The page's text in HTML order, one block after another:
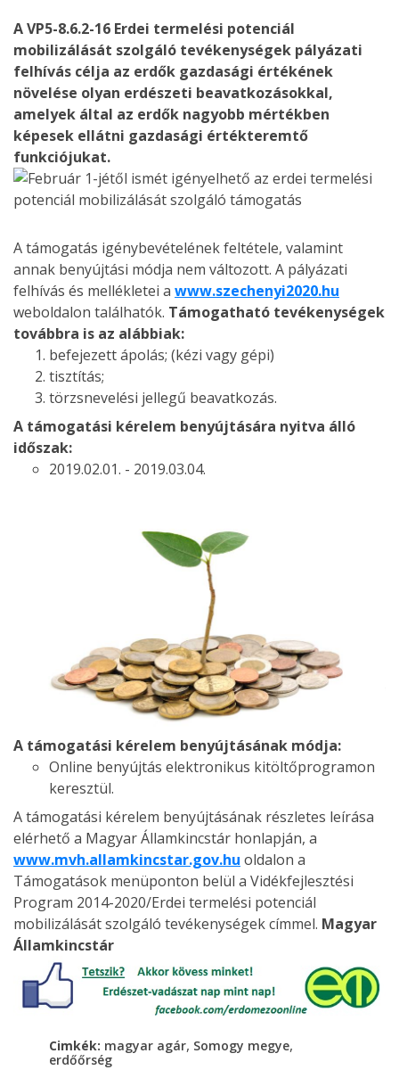
A VP5-8.6.2-16 Erdei termelési potenciál
mobilizálását szolgáló tevékenységek pályázati
felhívás célja az erdők gazdasági értékének
növelése olyan erdészeti beavatkozásokkal,
amelyek által az erdők nagyobb mértékben
képesek ellátni gazdasági értékteremtő
funkciójukat.
A támogatás igénybevételének feltétele, valamint
annak benyújtási módja nem változott. A pályázati
felhívás és mellékletei a www.szechenyi2020.hu
weboldalon találhatók. Támogatható tevékenységek
továbbra is az alábbiak:
befejezett ápolás; (kézi vagy gépi)
tisztítás;
törzsnevelési jellegű beavatkozás.
A támogatási kérelem benyújtására nyitva álló
időszak:
2019.02.01. - 2019.03.04.
A támogatási kérelem benyújtásának módja:
Online benyújtás elektronikus kitöltőprogramon
keresztül.
A támogatási kérelem benyújtásának részletes leírása
elérhető a Magyar Államkincstár honlapján, a
www.mvh.allamkincstar.gov.hu oldalon a
Támogatások menüponton belül a Vidékfejlesztési
Program 2014-2020/Erdei termelési potenciál
mobilizálását szolgáló tevékenységek címmel. Magyar
Államkincstár
Cimkék: magyar agár, Somogy megye,
erdőőrség